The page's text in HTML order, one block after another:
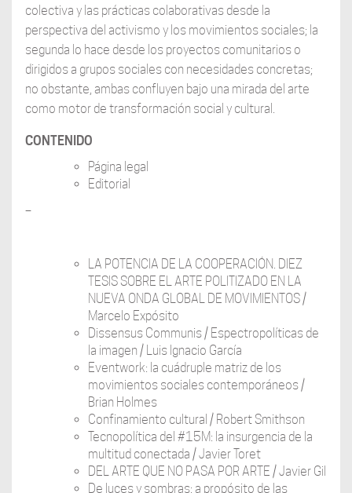
colectiva y las prácticas colaborativas desde la
perspectiva del activismo y los movimientos sociales; la
segunda lo hace desde los proyectos comunitarios o
dirigidos a grupos sociales con necesidades concretas;
no obstante, ambas confluyen bajo una mirada del arte
como motor de transformación social y cultural.
CONTENIDO
Página legal
Editorial
–
LA POTENCIA DE LA COOPERACIÓN. DIEZ
TESIS SOBRE EL ARTE POLITIZADO EN LA
NUEVA ONDA GLOBAL DE MOVIMIENTOS /
Marcelo Expósito
Dissensus Communis / Espectropolíticas de
la imagen / Luis Ignacio García
Eventwork: la cuádruple matriz de los
movimientos sociales contemporáneos /
Brian Holmes
Confinamiento cultural / Robert Smithson
Tecnopolítica del #15M: la insurgencia de la
multitud conectada / Javier Toret
DEL ARTE QUE NO PASA POR ARTE / Javier Gil
De luces y sombras: a propósito de las